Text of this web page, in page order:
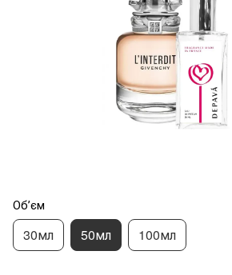
Обʼєм
30мл 50мл 100мл